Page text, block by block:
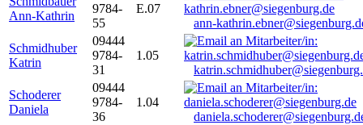
Ann-Kathrin
9784-
55
E.07
ann-
Schmidhuber
Katrin
09444
9784-
31
1.05
Schoderer
Daniela
09444
9784-
36
1.04